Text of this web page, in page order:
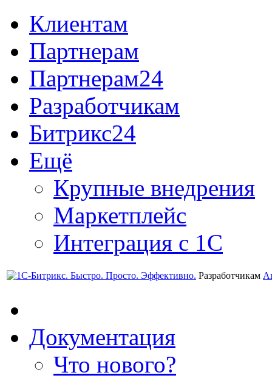
Клиентам
Партнерам
Партнерам24
Разработчикам
Битрикс24
Ещё
Крупные внедрения
Маркетплейс
Интеграция с 1С
Разработчикам
Документация
Что нового?